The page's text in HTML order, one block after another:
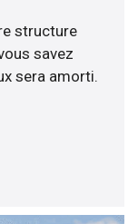
structure
savez
sera amorti.